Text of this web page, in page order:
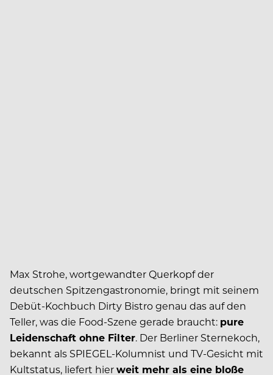
Max Strohe, wortgewandter Querkopf der
deutschen Spitzengastronomie, bringt mit seinem
Debüt-Kochbuch Dirty Bistro genau das auf den
Teller, was die Food-Szene gerade braucht: pure
Leidenschaft ohne Filter. Der Berliner Sternekoch,
bekannt als SPIEGEL-Kolumnist und TV-Gesicht mit
Kultstatus, liefert hierweit mehr als eine bloße